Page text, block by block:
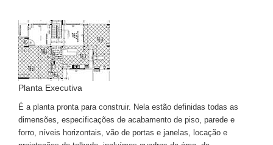
Planta Executiva
É a planta pronta para construir. Nela estão definidas todas as
dimensões, especificações de acabamento de piso, parede e
forro, níveis horizontais, vão de portas e janelas, locação e